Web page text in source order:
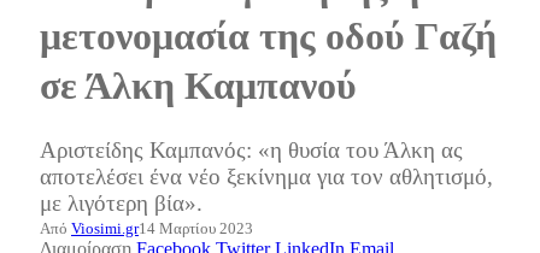
μετονομασία της οδού Γαζή
σε Άλκη Καμπανού
Αριστείδης Καμπανός: «η θυσία του Άλκη ας
αποτελέσει ένα νέο ξεκίνημα για τον αθλητισμό,
με λιγότερη βία».
Από Viosimi.gr14 Μαρτίου 2023
Διαμοίραση Facebook Twitter LinkedIn Email